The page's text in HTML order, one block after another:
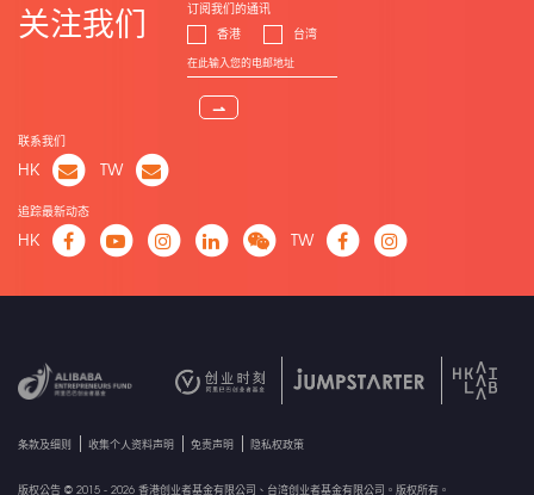
关注我们
订阅我们的通讯
香港
台湾
⇀
联系我们
HK TW
追踪最新动态
HK TW
条款及细则 收集个人资料声明 免责声明 隐私权政策
版权公告 © 2015 - 2026 香港创业者基金有限公司、台湾创业者基金有限公司。版权所有。